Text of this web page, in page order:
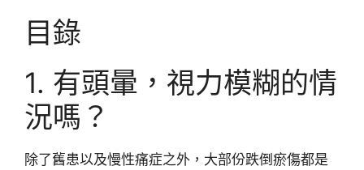
目錄
1. 有頭暈，視力模糊的情
況嗎？
除了舊患以及慢性痛症之外，大部份跌倒瘀傷都是